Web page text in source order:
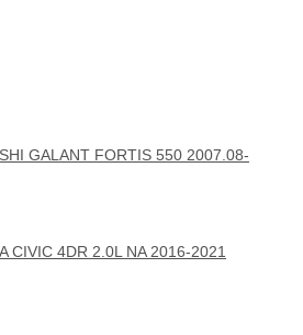
GALANT FORTIS 550 2007.08-